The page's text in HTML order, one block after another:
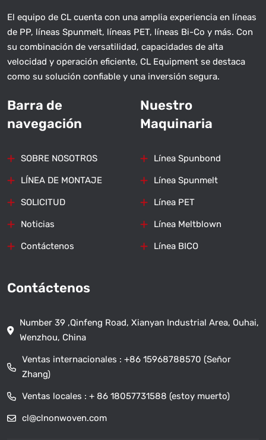
El equipo de CL cuenta con una amplia experiencia en líneas
de PP, líneas Spunmelt, líneas PET, líneas Bi-Co y más. Con
su combinación de versatilidad, capacidades de alta
velocidad y operación eficiente, CL Equipment se destaca
como su solución confiable y una inversión segura.
Barra de
navegación
SOBRE NOSOTROS
LÍNEA DE MONTAJE
SOLICITUD
Noticias
Contáctenos
Nuestro
Maquinaria
Línea Spunbond
Línea Spunmelt
Línea PET
Línea Meltblown
Línea BICO
Contáctenos
Number 39 ,Qinfeng Road, Xianyan Industrial Area, Ouhai,
Wenzhou, China
Ventas internacionales : +86 15968788570 (Señor
Zhang)
Ventas locales : + 86 18057731588 (estoy muerto)
cl@clnonwoven.com